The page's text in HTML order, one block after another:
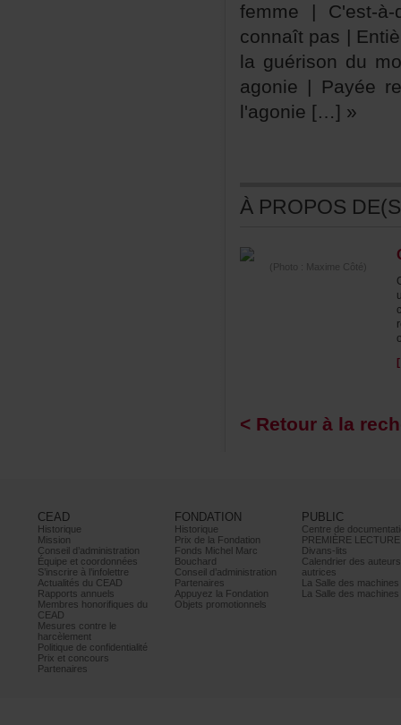
femme|C'est-
l'agonie[…]»
(Photo:MaximeCôté)
CEAD
Historique
Mission
Conseild’administration
Équipeetcoordonnées
S’inscrireàl’infolettre
ActualitésduCEAD
Rapportsannuels
Membreshonorifiquesdu
CEAD
Mesurescontrele
harcèlement
Politiquedeconfidentialité
Prixetconcours
Partenaires
FONDATION
Historique
PrixdelaFondation
FondsMichelMarc
Bouchard
Conseild’administration
Partenaires
AppuyezlaFondation
Objetspromotionnels
PUBLIC
PREMIÈRELECTURE
Divans-lits
autrices